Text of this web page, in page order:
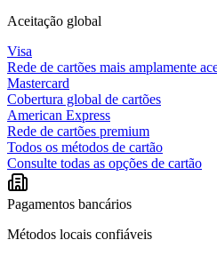
Aceitação global
Visa
Rede de cartões mais amplamente
Mastercard
Cobertura global de cartões
American Express
Rede de cartões premium
Todos os métodos de cartão
Consulte todas as opções de cartão
Pagamentos bancários
Métodos locais confiáveis